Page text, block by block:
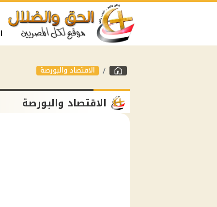
الاقتصاد والبورصة
الاقتصاد والبورصة